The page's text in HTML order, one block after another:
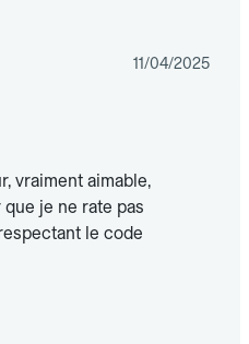
11/04/2025
vraiment aimable,
je ne rate pas
le code